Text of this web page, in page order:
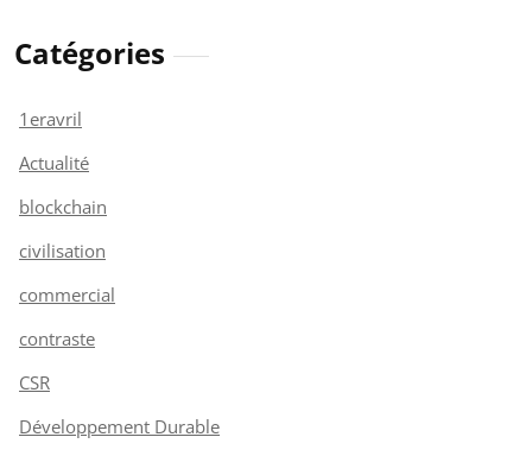
Catégories
1eravril
Actualité
blockchain
civilisation
commercial
contraste
CSR
Développement Durable